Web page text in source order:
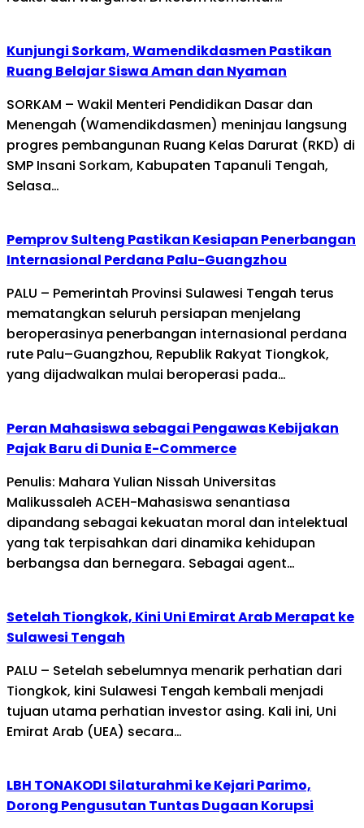
Kunjungi Sorkam, Wamendikdasmen Pastikan
Ruang Belajar Siswa Aman dan Nyaman
SORKAM – Wakil Menteri Pendidikan Dasar dan
Menengah (Wamendikdasmen) meninjau langsung
progres pembangunan Ruang Kelas Darurat (RKD) di
SMP Insani Sorkam, Kabupaten Tapanuli Tengah,
Selasa…
Pemprov Sulteng Pastikan Kesiapan Penerbangan
Internasional Perdana Palu-Guangzhou
PALU – Pemerintah Provinsi Sulawesi Tengah terus
mematangkan seluruh persiapan menjelang
beroperasinya penerbangan internasional perdana
rute Palu–Guangzhou, Republik Rakyat Tiongkok,
yang dijadwalkan mulai beroperasi pada…
Peran Mahasiswa sebagai Pengawas Kebijakan
Pajak Baru di Dunia E-Commerce
Penulis: Mahara Yulian Nissah Universitas
Malikussaleh ACEH-Mahasiswa senantiasa
dipandang sebagai kekuatan moral dan intelektual
yang tak terpisahkan dari dinamika kehidupan
berbangsa dan bernegara. Sebagai agent…
Setelah Tiongkok, Kini Uni Emirat Arab Merapat ke
Sulawesi Tengah
PALU – Setelah sebelumnya menarik perhatian dari
Tiongkok, kini Sulawesi Tengah kembali menjadi
tujuan utama perhatian investor asing. Kali ini, Uni
Emirat Arab (UEA) secara…
LBH TONAKODI Silaturahmi ke Kejari Parimo,
Dorong Pengusutan Tuntas Dugaan Korupsi